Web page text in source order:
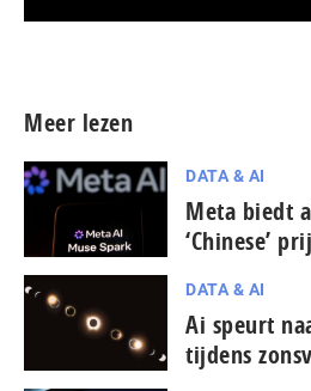
Meer lezen
DATA & AI
Meta biedt
‘Chinese’
DATA & AI
Ai speurt
tijdens